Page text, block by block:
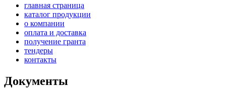
главная страница
каталог продукции
о компании
оплата и доставка
получение гранта
тендеры
контакты
Документы